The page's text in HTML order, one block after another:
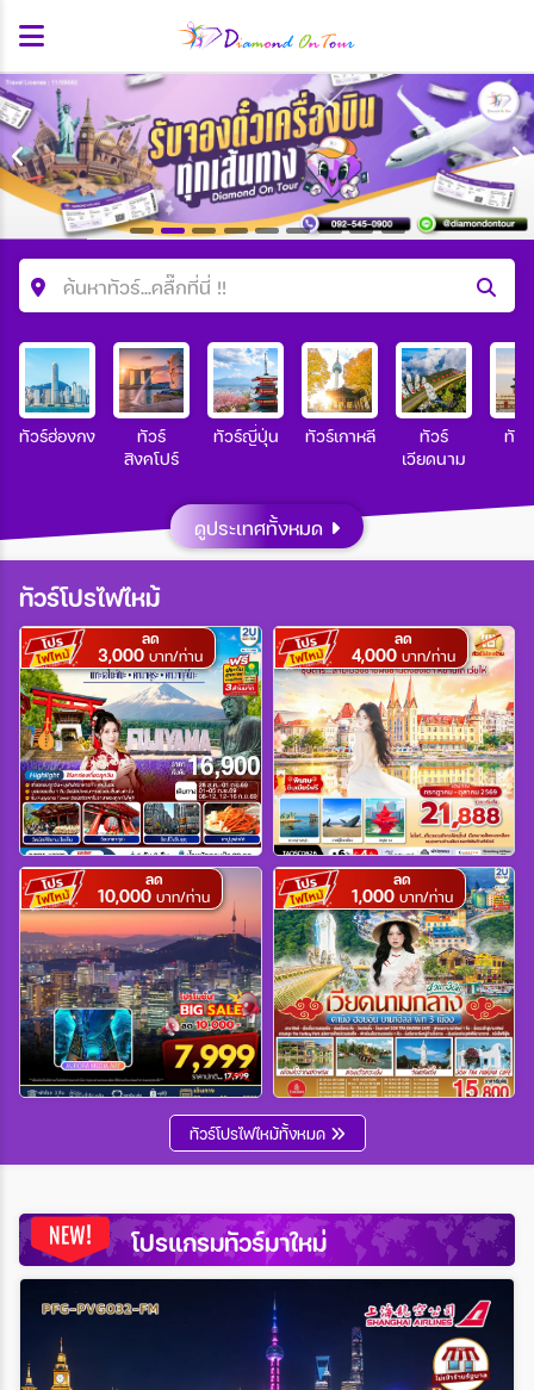
ค้นหาทัวร์...คลื๊กที่นี่ !!
ค้นหาโปรแกรมทัวร์
คำค้นหา
สายการบิน
ตั้งแต่วันที่
ถึงวันที่
เฉพาะเดือน
เฉพาะเทศกาล
Wholesales
ทัวร์ฮ่องกง
ทัวร์
สิงคโปร์
ทัวร์ญี่ปุ่น ทัวร์เกาหลี
ทัวร์
เวียดนาม
ทัว
ดูประเทศทั้งหมด
ทัวร์โปรไฟไหม้
ลด
3,000 บาท/ท่าน
ลด
4,000 บาท/ท่าน
ลด
10,000 บาท/ท่าน
ลด
1,000 บาท/ท่าน
ทัวร์โปรไฟไหม้ทั้งหมด
โปรแกรมทัวร์มาใหม่